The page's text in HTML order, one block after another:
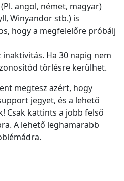
angol, német, magyar)
Winyandor stb.) is
hogy a megfelelőre próbálj
Ha 30 napig nem
törlésre kerülhet.
megtesz azért, hogy
jegyet, és a lehető
Csak kattints a jobb felső
A lehető leghamarabb